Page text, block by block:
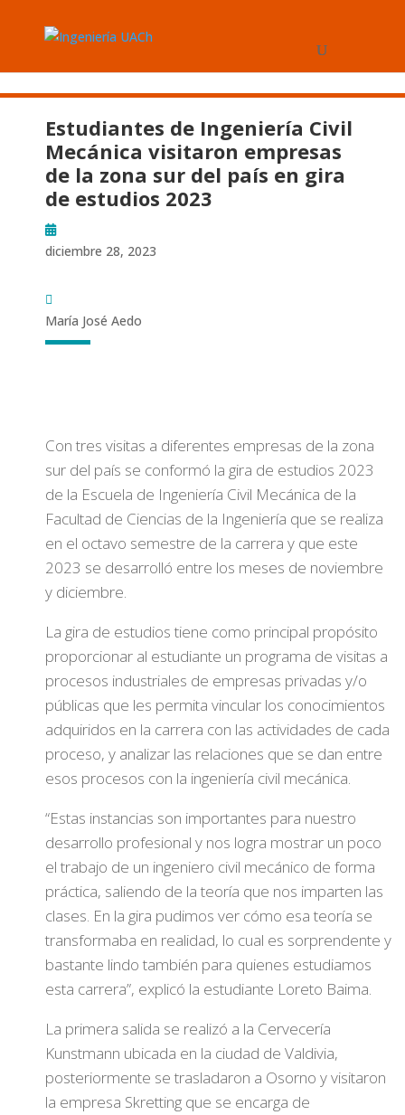
Estudiantes de Ingeniería Civil
Mecánica visitaron empresas
de la zona sur del país en gira
de estudios 2023
diciembre 28, 2023
María José Aedo
Con tres visitas a diferentes empresas de la zona
sur del país se conformó la gira de estudios 2023
de la Escuela de Ingeniería Civil Mecánica de la
Facultad de Ciencias de la Ingeniería que se realiza
en el octavo semestre de la carrera y que este
2023 se desarrolló entre los meses de noviembre
y diciembre.
La gira de estudios tiene como principal propósito
proporcionar al estudiante un programa de visitas a
procesos industriales de empresas privadas y/o
públicas que les permita vincular los conocimientos
adquiridos en la carrera con las actividades de cada
proceso, y analizar las relaciones que se dan entre
esos procesos con la ingeniería civil mecánica.
“Estas instancias son importantes para nuestro
desarrollo profesional y nos logra mostrar un poco
el trabajo de un ingeniero civil mecánico de forma
práctica, saliendo de la teoría que nos imparten las
clases. En la gira pudimos ver cómo esa teoría se
transformaba en realidad, lo cual es sorprendente y
bastante lindo también para quienes estudiamos
esta carrera”, explicó la estudiante Loreto Baima.
La primera salida se realizó a la Cervecería
Kunstmann ubicada en la ciudad de Valdivia,
posteriormente se trasladaron a Osorno y visitaron
la empresa Skretting que se encarga de